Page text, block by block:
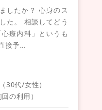
したか？ 心身のス
た。 相談してどう
療内科」というも
接予…
30代/女性）
の利用）